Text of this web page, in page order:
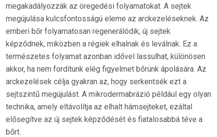
megakadályozzák az öregedési folyamatokat. A sejtek
megújulása kulcsfontosságú eleme az arckezeléseknek. Az
emberi bőr folyamatosan regenerálódik, új sejtek
képződnek, miközben a régiek elhalnak és leválnak. Ez a
természetes folyamat azonban idővel lassulhat, különösen
akkor, ha nem fordítunk elég figyelmet bőrünk ápolására. Az
arckezelések célja gyakran az, hogy serkentsék ezt a
sejtszintű megújulást. A mikrodermabrázió például egy olyan
technika, amely eltávolítja az elhalt hámsejteket, ezáltal
elősegítve az új sejtek képződését és fiatalosabbá téve a
bőrt.